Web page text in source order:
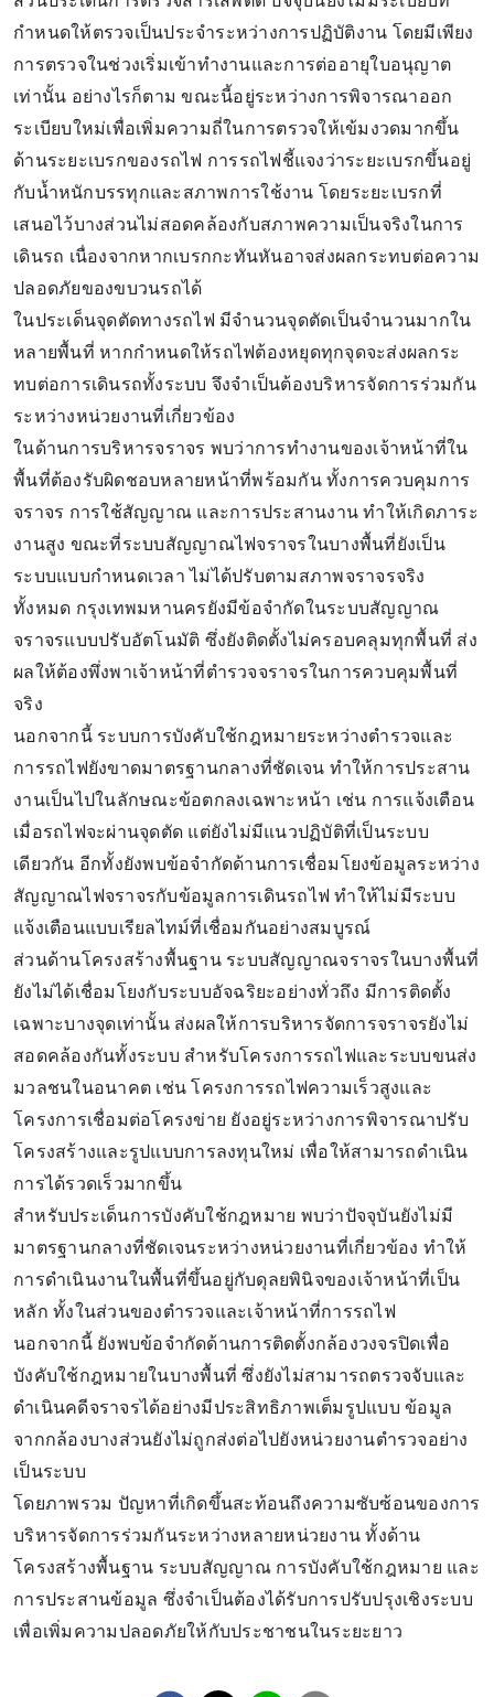
กำหนดให้ตรวจเป็นประจำระหว่างการปฏิบัติงาน โดยมีเพียง
การตรวจในช่วงเริ่มเข้าทำงานและการต่ออายุใบอนุญาต
เท่านั้น อย่างไรก็ตาม ขณะนี้อยู่ระหว่างการพิจารณาออก
ระเบียบใหม่เพื่อเพิ่มความถี่ในการตรวจให้เข้มงวดมากขึ้น
ด้านระยะเบรกของรถไฟ การรถไฟชี้แจงว่าระยะเบรกขึ้นอยู่
กับน้ำหนักบรรทุกและสภาพการใช้งาน โดยระยะเบรกที่
เสนอไว้บางส่วนไม่สอดคล้องกับสภาพความเป็นจริงในการ
เดินรถ เนื่องจากหากเบรกกะทันหันอาจส่งผลกระทบต่อความ
ปลอดภัยของขบวนรถได้
ในประเด็นจุดตัดทางรถไฟ มีจำนวนจุดตัดเป็นจำนวนมากใน
หลายพื้นที่ หากกำหนดให้รถไฟต้องหยุดทุกจุดจะส่งผลกระ
ทบต่อการเดินรถทั้งระบบ จึงจำเป็นต้องบริหารจัดการร่วมกัน
ระหว่างหน่วยงานที่เกี่ยวข้อง
ในด้านการบริหารจราจร พบว่าการทำงานของเจ้าหน้าที่ใน
พื้นที่ต้องรับผิดชอบหลายหน้าที่พร้อมกัน ทั้งการควบคุมการ
จราจร การใช้สัญญาณ และการประสานงาน ทำให้เกิดภาระ
งานสูง ขณะที่ระบบสัญญาณไฟจราจรในบางพื้นที่ยังเป็น
ระบบแบบกำหนดเวลา ไม่ได้ปรับตามสภาพจราจรจริง
ทั้งหมด กรุงเทพมหานครยังมีข้อจำกัดในระบบสัญญาณ
จราจรแบบปรับอัตโนมัติ ซึ่งยังติดตั้งไม่ครอบคลุมทุกพื้นที่ ส่ง
ผลให้ต้องพึ่งพาเจ้าหน้าที่ตำรวจจราจรในการควบคุมพื้นที่
จริง
นอกจากนี้ ระบบการบังคับใช้กฎหมายระหว่างตำรวจและ
การรถไฟยังขาดมาตรฐานกลางที่ชัดเจน ทำให้การประสาน
งานเป็นไปในลักษณะข้อตกลงเฉพาะหน้า เช่น การแจ้งเตือน
เมื่อรถไฟจะผ่านจุดตัด แต่ยังไม่มีแนวปฏิบัติที่เป็นระบบ
เดียวกัน อีกทั้งยังพบข้อจำกัดด้านการเชื่อมโยงข้อมูลระหว่าง
สัญญาณไฟจราจรกับข้อมูลการเดินรถไฟ ทำให้ไม่มีระบบ
แจ้งเตือนแบบเรียลไทม์ที่เชื่อมกันอย่างสมบูรณ์
ส่วนด้านโครงสร้างพื้นฐาน ระบบสัญญาณจราจรในบางพื้นที่
ยังไม่ได้เชื่อมโยงกับระบบอัจฉริยะอย่างทั่วถึง มีการติดตั้ง
เฉพาะบางจุดเท่านั้น ส่งผลให้การบริหารจัดการจราจรยังไม่
สอดคล้องกันทั้งระบบ สำหรับโครงการรถไฟและระบบขนส่ง
มวลชนในอนาคต เช่น โครงการรถไฟความเร็วสูงและ
โครงการเชื่อมต่อโครงข่าย ยังอยู่ระหว่างการพิจารณาปรับ
โครงสร้างและรูปแบบการลงทุนใหม่ เพื่อให้สามารถดำเนิน
การได้รวดเร็วมากขึ้น
สำหรับประเด็นการบังคับใช้กฎหมาย พบว่าปัจจุบันยังไม่มี
มาตรฐานกลางที่ชัดเจนระหว่างหน่วยงานที่เกี่ยวข้อง ทำให้
การดำเนินงานในพื้นที่ขึ้นอยู่กับดุลยพินิจของเจ้าหน้าที่เป็น
หลัก ทั้งในส่วนของตำรวจและเจ้าหน้าที่การรถไฟ
นอกจากนี้ ยังพบข้อจำกัดด้านการติดตั้งกล้องวงจรปิดเพื่อ
บังคับใช้กฎหมายในบางพื้นที่ ซึ่งยังไม่สามารถตรวจจับและ
ดำเนินคดีจราจรได้อย่างมีประสิทธิภาพเต็มรูปแบบ ข้อมูล
จากกล้องบางส่วนยังไม่ถูกส่งต่อไปยังหน่วยงานตำรวจอย่าง
เป็นระบบ
โดยภาพรวม ปัญหาที่เกิดขึ้นสะท้อนถึงความซับซ้อนของการ
บริหารจัดการร่วมกันระหว่างหลายหน่วยงาน ทั้งด้าน
โครงสร้างพื้นฐาน ระบบสัญญาณ การบังคับใช้กฎหมาย และ
การประสานข้อมูล ซึ่งจำเป็นต้องได้รับการปรับปรุงเชิงระบบ
เพื่อเพิ่มความปลอดภัยให้กับประชาชนในระยะยาว